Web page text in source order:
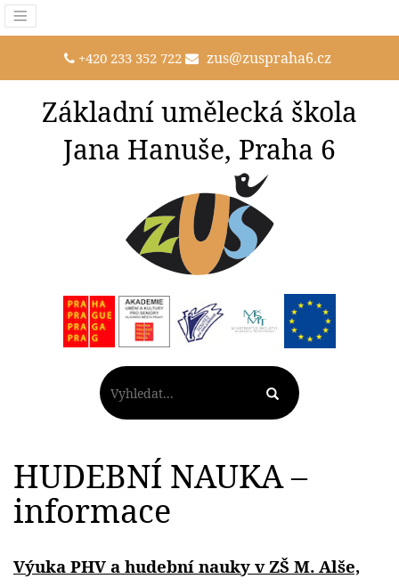
+420 233 352 722 zus@zuspraha6.cz
Základní umělecká škola
Jana Hanuše, Praha 6
HUDEBNÍ NAUKA –
informace
Výuka PHV a hudební nauky v ZŠ M. Alše,